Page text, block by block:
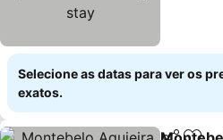
Selecione as datas para ver os
exatos.